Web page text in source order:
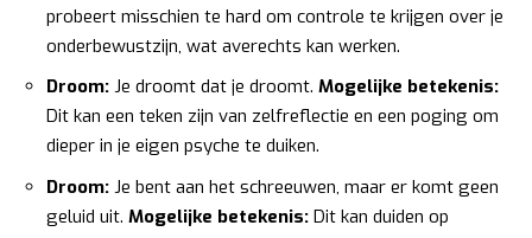
probeert misschien te hard om controle te krijgen over je
onderbewustzijn, wat averechts kan werken.
Droom: Je droomt dat je droomt. Mogelijke betekenis:
Dit kan een teken zijn van zelfreflectie en een poging om
dieper in je eigen psyche te duiken.
Droom: Je bent aan het schreeuwen, maar er komt geen
geluid uit. Mogelijke betekenis: Dit kan duiden op